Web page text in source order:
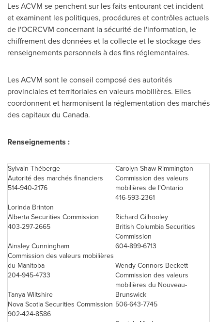
Les ACVM se penchent sur les faits entourant cet incident
et examinent les politiques, procédures et contrôles actuels
de l'OCRCVM concernant la sécurité de l'information, le
chiffrement des données et la collecte et le stockage des
renseignements personnels à des fins réglementaires.
Les ACVM sont le conseil composé des autorités
provinciales et territoriales en valeurs mobilières. Elles
coordonnent et harmonisent la réglementation des marchés
des capitaux du Canada.
Renseignements :
Sylvain Théberge
Autorité des marchés financiers
514-940-2176
Lorinda Brinton
Alberta Securities Commission
403-297-2665
Ainsley Cunningham
Commission des valeurs mobilières
du Manitoba
204-945-4733
Tanya Wiltshire
Nova Scotia Securities Commission
902-424-8586
Carolyn Shaw-Rimmington
Commission des valeurs
mobilières de l'Ontario
416-593-2361
Richard Gilhooley
British Columbia Securities
Commission
604-899-6713
Wendy Connors-Beckett
Commission des valeurs
mobilières du Nouveau-
Brunswick
506-643-7745